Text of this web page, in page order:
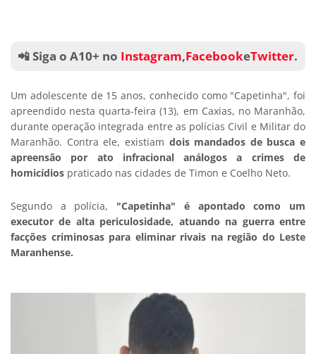
📲 Siga o A10+ no Instagram,FacebookeTwitter.
Um adolescente de 15 anos, conhecido como "Capetinha", foi
apreendido nesta quarta-feira (13), em Caxias, no Maranhão,
durante operação integrada entre as polícias Civil e Militar do
Maranhão. Contra ele, existiam dois mandados de busca e
apreensão por ato infracional análogos a crimes de
homicídios praticado nas cidades de Timon e Coelho Neto.
Segundo a polícia, "Capetinha" é apontado como um
executor de alta periculosidade, atuando na guerra entre
facções criminosas para eliminar rivais na região do Leste
Maranhense.